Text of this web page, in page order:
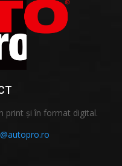
print și în format digital.